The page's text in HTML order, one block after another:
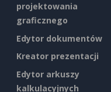
projektowania
graficznego
Edytor dokumentów
Kreator prezentacji
Edytor arkuszy
kalkulacyjnych